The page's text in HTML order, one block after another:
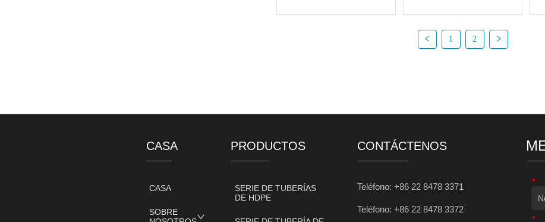
FEMENINO
1 2
CASA
CASA
SOBRE
PRODUCTOS
SERIE DE TUBERÍAS
DE HDPE
CONTÁCTENOS
Teléfono: +86 22 8478 3371
Teléfono: +86 22 8478 3372
*
*